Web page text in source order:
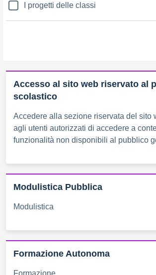
I progetti delle classi
Accesso al sito web riservato al
scolastico
Accedere alla sezione riservata del sito
agli utenti autorizzati di accedere a
funzionalità non disponibili al pubblico
Modulistica Pubblica
Modulistica
Formazione Autonoma
Formazione